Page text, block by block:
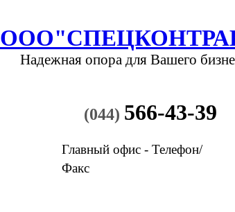
Надежная опора для Вашего
(044) 566-43-39
Главный офис - Телефон/
Факс